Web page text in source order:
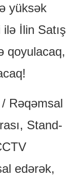
yüksək
İlin Satış
qoyulacaq,
Rəqəmsal
Stand-
edərək,